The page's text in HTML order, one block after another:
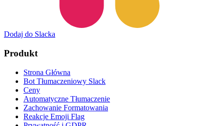
Dodaj do Slacka
Produkt
Strona Główna
Bot Tłumaczeniowy Slack
Ceny
Automatyczne Tłumaczenie
Zachowanie Formatowania
Reakcje Emoji Flag